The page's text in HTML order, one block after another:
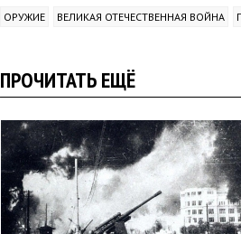
ОРУЖИЕ ВЕЛИКАЯ ОТЕЧЕСТВЕННАЯ ВОЙНА
ПРОЧИТАТЬ ЕЩЁ